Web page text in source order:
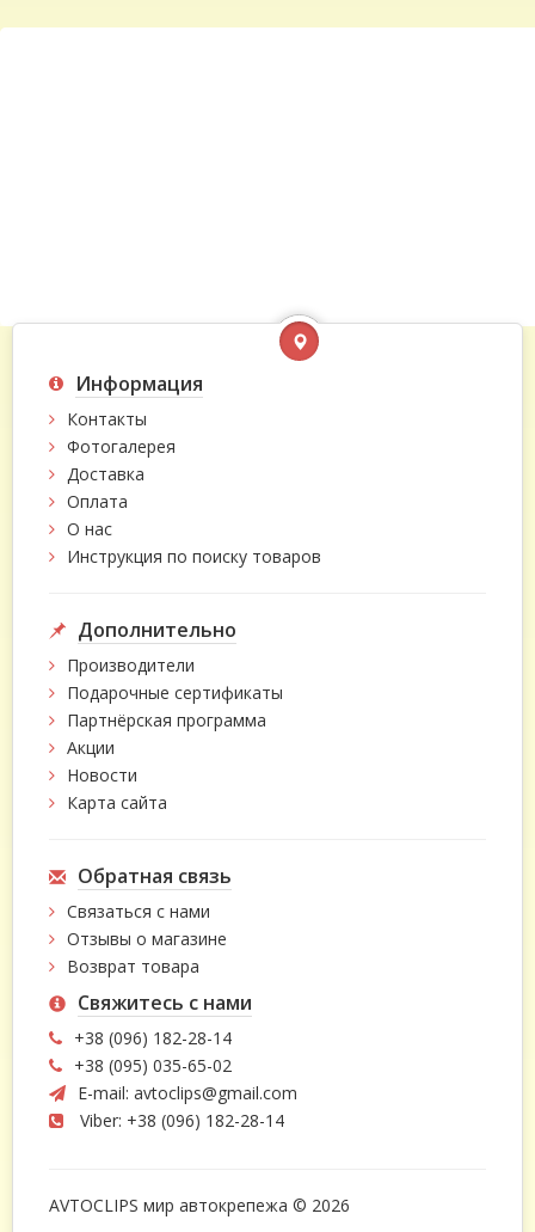
Информация
Контакты
Фотогалерея
Доставка
Оплата
О нас
Инструкция по поиску товаров
Дополнительно
Производители
Подарочные сертификаты
Партнёрская программа
Акции
Новости
Карта сайта
Обратная связь
Связаться с нами
Отзывы о магазине
Возврат товара
Свяжитесь с нами
+38 (096) 182-28-14
+38 (095) 035-65-02
E-mail: avtoclips@gmail.com
Viber: +38 (096) 182-28-14
AVTOCLIPS мир автокрепежа © 2026